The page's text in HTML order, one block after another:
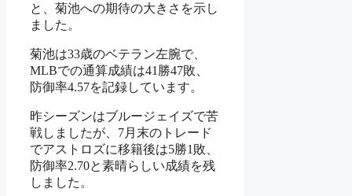
と、菊池への期待の大きさを示し
ました。
菊池は33歳のベテラン左腕で、
MLBでの通算成績は41勝47敗、
防御率4.57を記録しています。
昨シーズンはブルージェイズで苦
戦しましたが、7月末のトレード
でアストロズに移籍後は5勝1敗、
防御率2.70と素晴らしい成績を残
しました。